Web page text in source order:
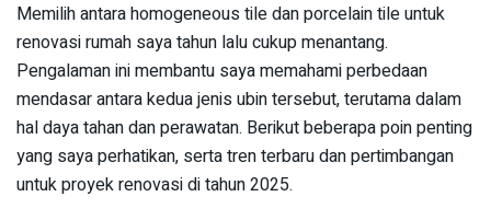
Memilih antara homogeneous tile dan porcelain tile untuk
renovasi rumah saya tahun lalu cukup menantang.
Pengalaman ini membantu saya memahami perbedaan
mendasar antara kedua jenis ubin tersebut, terutama dalam
hal daya tahan dan perawatan. Berikut beberapa poin penting
yang saya perhatikan, serta tren terbaru dan pertimbangan
untuk proyek renovasi di tahun 2025.